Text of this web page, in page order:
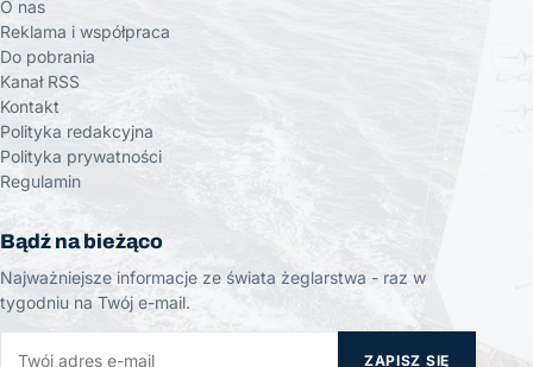
O nas
Reklama i współpraca
Do pobrania
Kanał RSS
Kontakt
Polityka redakcyjna
Polityka prywatności
Regulamin
Bądź na bieżąco
Najważniejsze informacje ze świata żeglarstwa - raz w
tygodniu na Twój e-mail.
ZAPISZ SIĘ